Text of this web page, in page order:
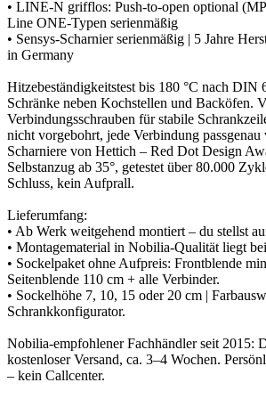
• LINE-N grifflos: Push-to-open optional
Line ONE-Typen serienmäßig
• Sensys-Scharnier serienmäßig | 5 Jahre
in Germany
Hitzebeständigkeitstest bis 180 °C nach DIN
Schränke neben Kochstellen und Backöfen.
Verbindungsschrauben für stabile
nicht vorgebohrt, jede Verbindung passgenau
Scharniere von Hettich – Red Dot Design
Selbstanzug ab 35°, getestet über 80.000
Schluss, kein Aufprall.
Lieferumfang:
• Ab Werk weitgehend montiert – du stellst
• Montagematerial in Nobilia-Qualität liegt
• Sockelpaket ohne Aufpreis: Frontblende
Seitenblende 110 cm + alle Verbinder.
• Sockelhöhe 7, 10, 15 oder 20 cm |
Schrankkonfigurator.
Nobilia-empfohlener Fachhändler seit 2015:
kostenloser Versand, ca. 3–4 Wochen.
– kein Callcenter.